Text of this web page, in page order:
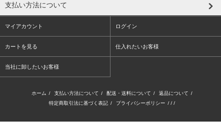
支払い方法について
マイアカウント ログイン
カートを見る 仕入れたいお客様
当社に卸したいお客様
ホーム / 支払い方法について / 配送・送料について / 返品について /
特定商取引法に基づく表記 / プライバシーポリシー / / /